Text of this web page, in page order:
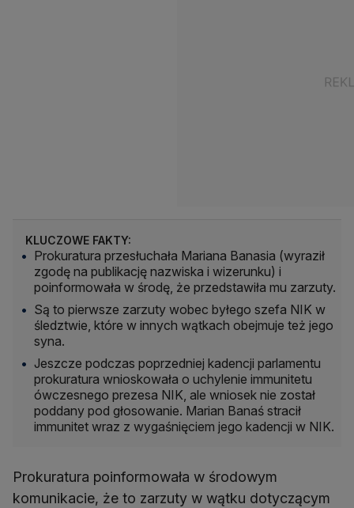
KLUCZOWE FAKTY:
Prokuratura przesłuchała Mariana Banasia (wyraził
zgodę na publikację nazwiska i wizerunku) i
poinformowała w środę, że przedstawiła mu zarzuty.
Są to pierwsze zarzuty wobec byłego szefa NIK w
śledztwie, które w innych wątkach obejmuje też jego
syna.
Jeszcze podczas poprzedniej kadencji parlamentu
prokuratura wnioskowała o uchylenie immunitetu
ówczesnego prezesa NIK, ale wniosek nie został
poddany pod głosowanie. Marian Banaś stracił
immunitet wraz z wygaśnięciem jego kadencji w NIK.
Prokuratura poinformowała w środowym
komunikacie, że to zarzuty w wątku dotyczącym